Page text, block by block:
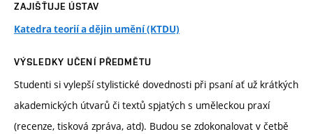
ZAJIŠŤUJE ÚSTAV
Katedra teorií a dějin umění (KTDU)
VÝSLEDKY UČENÍ PŘEDMĚTU
Studenti si vylepší stylistické dovednosti při psaní ať už krátkých
akademických útvarů či textů spjatých s uměleckou praxí
(recenze, tisková zpráva, atd). Budou se zdokonalovat v četbě